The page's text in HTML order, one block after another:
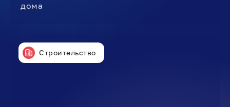
дома
Строительство